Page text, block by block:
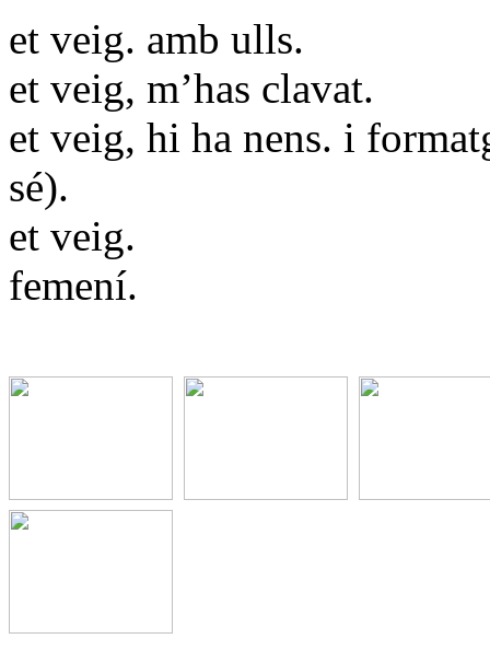
et veig. amb ulls.
et veig, m’has clavat.
et veig, hi ha nens. i
sé).
et veig.
femení.